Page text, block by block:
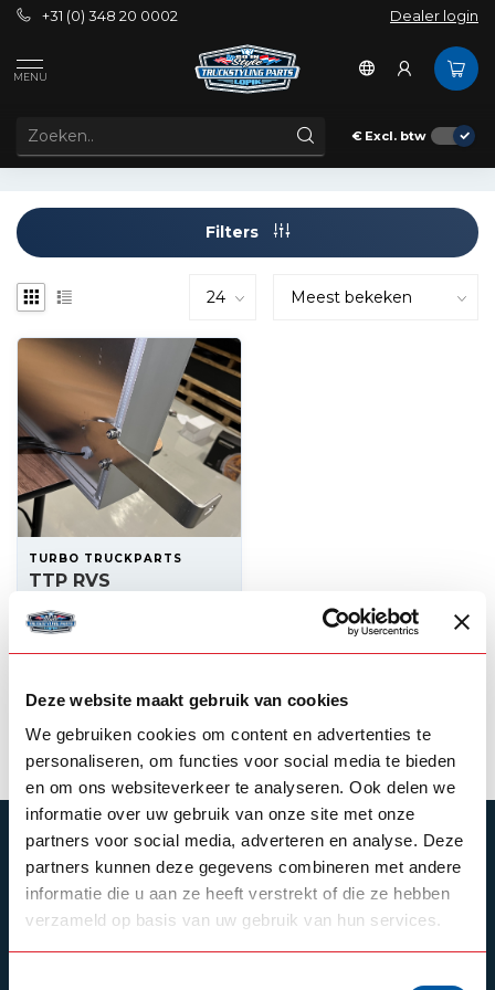
Deze website maakt gebruik van cookies
We gebruiken cookies om content en advertenties te
personaliseren, om functies voor social media te bieden
en om ons websiteverkeer te analyseren. Ook delen we
informatie over uw gebruik van onze site met onze
partners voor social media, adverteren en analyse. Deze
partners kunnen deze gegevens combineren met andere
informatie die u aan ze heeft verstrekt of die ze hebben
verzameld op basis van uw gebruik van hun services.
+31 (0) 348 20 0002 Dealer login
MENU
€ Excl. btw
Tags
PRODUCTEN GETAGD MET CLASSIC LICHTBAK
Filters
TURBO TRUCKPARTS
TTP RVS
Classic lichtbak (set)
ABONNEER JE OP ONZE NIEUWSBRIEF
Blijf op de hoogte over onze laatste acties